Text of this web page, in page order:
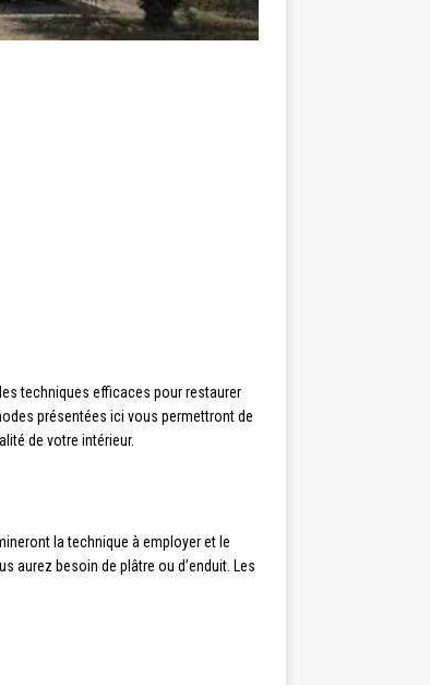
techniques efficaces pour restaurer
présentées ici vous permettront de
de votre intérieur.
la technique à employer et le
aurez besoin de plâtre ou d’enduit. Les